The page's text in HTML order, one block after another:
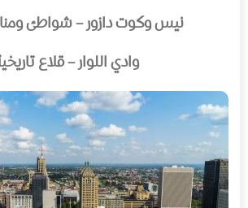
نيس وكوت دازور – شواطئ
وادي اللوار – قلاع